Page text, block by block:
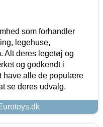
som forhandler
legehuse,
Alt deres legetøj og
og godkendt i
have alle de populære
se deres udvalg.